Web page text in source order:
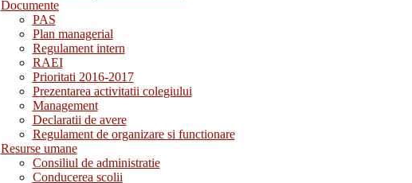
Documente
PAS
Plan managerial
Regulament intern
RAEI
Prioritati 2016-2017
Prezentarea activitatii colegiului
Management
Declaratii de avere
Regulament de organizare si functionare
Resurse umane
Consiliul de administratie
Conducerea scolii